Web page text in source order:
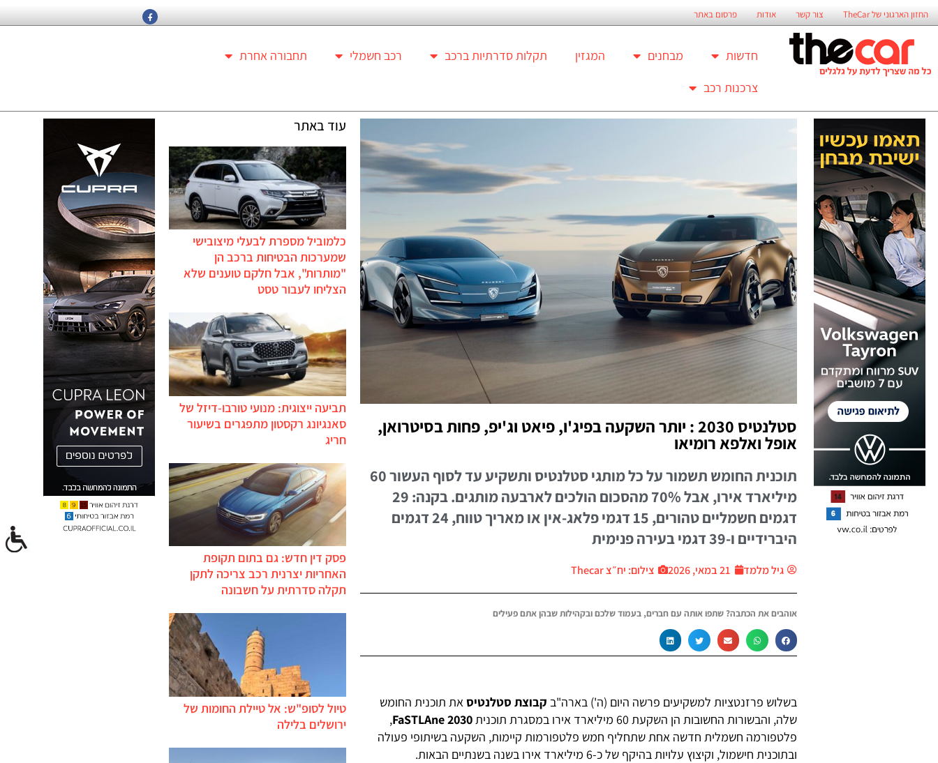
החזון הארגוני של TheCar צור קשר אודות פרסום באתר
חדשות מבחנים המגזין תקלות סדרתיות ברכב רכב חשמלי
תחבורה אחרת
צרכנות רכב
סטלנטיס 2030 : יותר השקעה בפיג'ו, פיאט וג'יפ, פחות בסיטרואן,
אופל ואלפא רומיאו
תוכנית החומש תשמור על כל מותגי סטלנטיס ותשקיע עד לסוף העשור 60
מיליארד אירו, אבל 70% מהסכום הולכים לארבעה מותגים. בקנה: 29
דגמים חשמליים טהורים, 15 דגמי פלאג-אין או מאריך טווח, 24 דגמים
היברידיים ו-39 דגמי בעירה פנימית
גיל מלמד 21 במאי, 2026 צילום: יח״צ Thecar
אוהבים את הכתבה? שתפו אותה עם חברים, בעמוד שלכם ובקהילות שבהן אתם פעילים
בשלוש פרזנטציות למשקיעים פרשה היום (ה') בארה"ב קבוצת סטלנטיסאת תוכנית החומש
שלה, והבשורות החשובות הן השקעת 60 מיליארד אירו במסגרת תוכנית
FaSTLAne 2030
,
פלטפורמה חשמלית חדשה אחת שתחליף חמש פלטפורמות קיימות, השקעה בשיתופי פעולה
ובתוכנית חישמול, וקיצוץ עלויות בהיקף של כ-6 מיליארד אירו בשנה בשנתיים הבאות.
עוד באתר
כלמוביל מספרת לבעלי מיצובישי
שמערכות הבטיחות ברכב הן
"מותרות", אבל חלקם טוענים שלא
הצליחו לעבור טסט
תביעה ייצוגית: מנועי טורבו-דיזל של
סאנגיונג רקסטון מתפגרים בשיעור
חריג
פסק דין חדש: גם בתום תקופת
האחריות יצרנית רכב צריכה לתקן
תקלה סדרתית על חשבונה
טיול לסופ"ש: אל טיילת החומות של
ירושלים בלילה